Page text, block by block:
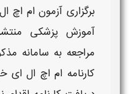
برگزاری آزمون ام اچ
آموزش پزشکی
مراجعه به سامانه
کارنامه ام اچ ال ای